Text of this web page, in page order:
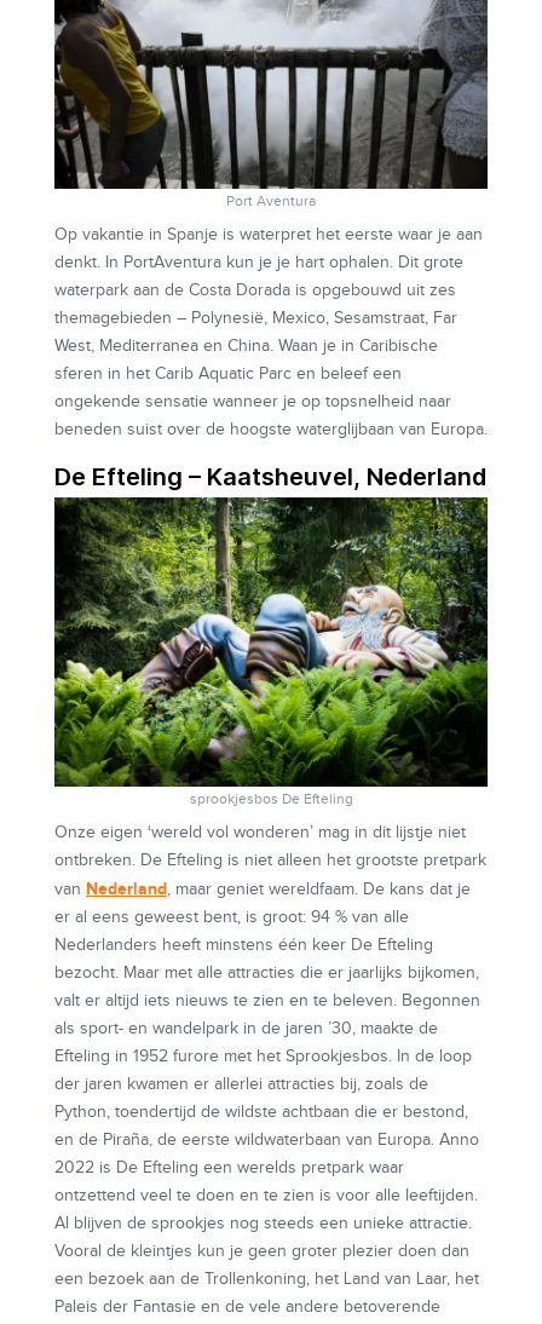
Port Aventura
Op vakantie in Spanje is waterpret het eerste waar je aan
denkt. In PortAventura kun je je hart ophalen. Dit grote
waterpark aan de Costa Dorada is opgebouwd uit zes
themagebieden – Polynesië, Mexico, Sesamstraat, Far
West, Mediterranea en China. Waan je in Caribische
sferen in het Carib Aquatic Parc en beleef een
ongekende sensatie wanneer je op topsnelheid naar
beneden suist over de hoogste waterglijbaan van Europa.
De Efteling – Kaatsheuvel, Nederland
sprookjesbos De Efteling
Onze eigen ‘wereld vol wonderen’ mag in dit lijstje niet
ontbreken. De Efteling is niet alleen het grootste pretpark
van Nederland, maar geniet wereldfaam. De kans dat je
er al eens geweest bent, is groot: 94 % van alle
Nederlanders heeft minstens één keer De Efteling
bezocht. Maar met alle attracties die er jaarlijks bijkomen,
valt er altijd iets nieuws te zien en te beleven. Begonnen
als sport- en wandelpark in de jaren ’30, maakte de
Efteling in 1952 furore met het Sprookjesbos. In de loop
der jaren kwamen er allerlei attracties bij, zoals de
Python, toendertijd de wildste achtbaan die er bestond,
en de Piraña, de eerste wildwaterbaan van Europa. Anno
2022 is De Efteling een werelds pretpark waar
ontzettend veel te doen en te zien is voor alle leeftijden.
Al blijven de sprookjes nog steeds een unieke attractie.
Vooral de kleintjes kun je geen groter plezier doen dan
een bezoek aan de Trollenkoning, het Land van Laar, het
Paleis der Fantasie en de vele andere betoverende